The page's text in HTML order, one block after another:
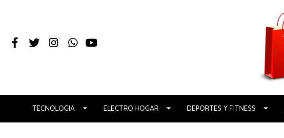
TECNOLOGIA ELECTRO HOGAR DEPORTES Y FITNESS